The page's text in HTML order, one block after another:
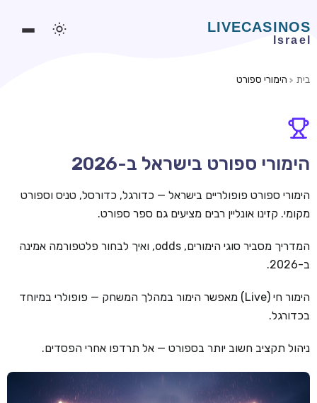
משחקים חינמיים
סלוטים אונליין
מונדיאל 2026 הימורים
בקרה אונליין
וידאו פוקר
בונוסים בקזינו אונליין
קזינו קריפטו
קזינו PayPal
טורנירי קזינו
בית הימורי ספורט
הימורי ספורט בישראל ב-2026
הימורי ספורט פופולריים בישראל — כדורגל, כדורסל, טניס וספורט
מקומי. קזינו אונליין רבים מציעים גם ספר ספורט.
המדריך מסביר סוגי הימורים, odds, ואיך לבחור פלטפורמה אמינה
ב-2026.
הימור חי (Live) מאפשר הימור במהלך המשחק — פופולרי במיוחד
בכדורגל.
ניהול תקציב חשוב יותר בספורט — אל תרדפו אחרי הפסדים.